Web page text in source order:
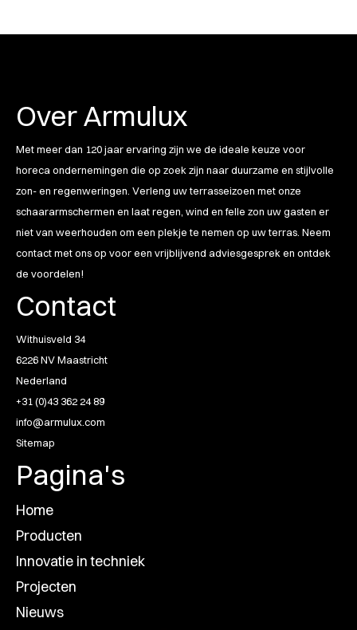
Over Armulux
Met meer dan 120 jaar ervaring zijn we de ideale keuze voor
horeca ondernemingen die op zoek zijn naar duurzame en stijlvolle
zon- en regenweringen. Verleng uw terrasseizoen met onze
schaararmschermen en laat regen, wind en felle zon uw gasten er
niet van weerhouden om een plekje te nemen op uw terras. Neem
contact met ons op voor een vrijblijvend adviesgesprek en ontdek
de voordelen!
Contact
Withuisveld 34
6226 NV Maastricht
Nederland
+31 (0)43 362 24 89
info@armulux.com
Sitemap
Pagina's
Home
Producten
Innovatie in techniek
Projecten
Nieuws